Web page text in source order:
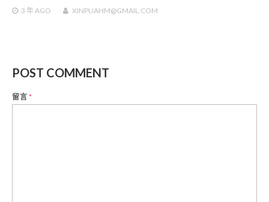
3 年AGO XINPUAHM@GMAIL.COM
POST COMMENT
留言*